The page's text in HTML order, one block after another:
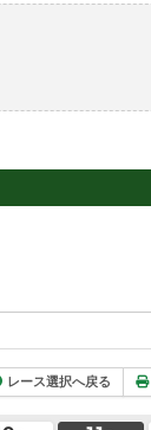
レース選択へ戻る